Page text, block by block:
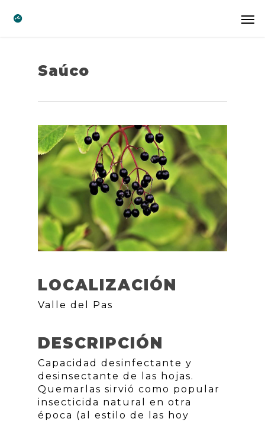
Saúco
LOCALIZACIÓN
Valle del Pas
DESCRIPCIÓN
Capacidad desinfectante y
desinsectante de las hojas.
Quemarlas sirvió como popular
insecticida natural en otra
época (al estilo de las hoy